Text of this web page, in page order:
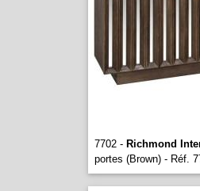
7702 - Richmond
portes (Brown) - Réf.